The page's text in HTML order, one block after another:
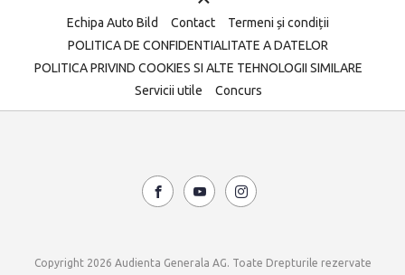
Echipa Auto Bild Contact
Termeni și condiții
POLITICA DE CONFIDENTIALITATE A DATELOR
POLITICA PRIVIND COOKIES SI ALTE TEHNOLOGII SIMILARE
Servicii utile
Concurs
Copyright 2026 Audienta Generala AG. Toate Drepturile rezervate